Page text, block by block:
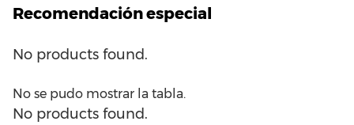
Recomendación especial
No products found.
No se pudo mostrar la tabla.
No products found.